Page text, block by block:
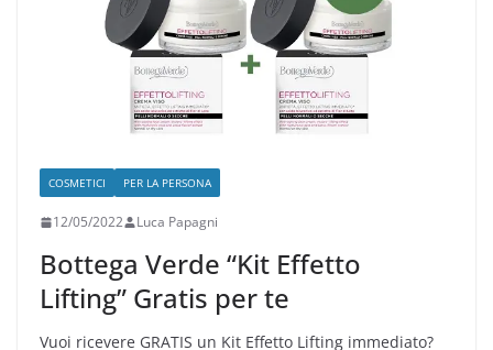
COSMETICI PER LA PERSONA
12/05/2022 Luca Papagni
Bottega Verde “Kit Effetto
Lifting” Gratis per te
Vuoi ricevere GRATIS un Kit Effetto Lifting immediato?